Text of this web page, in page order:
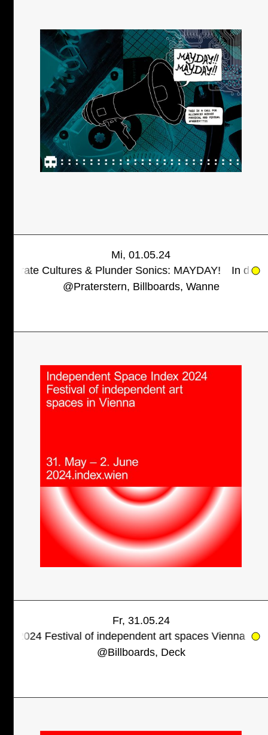
Mi, 01.05.24
& Plunder Sonics: MAYDAY!
In der Kubatur
@Praterstern, Billboards, Wanne
Fr, 31.05.24
of independent art spaces Vienna
@Billboards, Deck